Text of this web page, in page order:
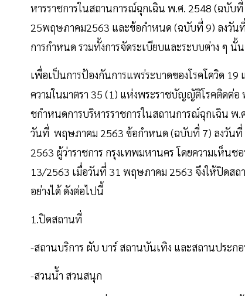
หารราชการในสถานการณ์ฉุกเฉิน พ.ศ. 2548 (ฉบั
25พฤษภาคม2563 และข้อกําหนด (ฉบับที่ 9) ลงวัน
การกําหนด รวมทั้งการจัดระเบียบและระบบต่าง ๆ นั้น
เพื่อเป็นการป้องกันการแพร่ระบาดของโรคโควิด
ความในมาตรา 35 (1) แห่งพระราชบัญญัติโรคติดต่
ชกําหนดการบริหารราชการในสถานการณ์ฉุกเฉิน
วันที่ พฤษภาคม 2563 ข้อกําหนด (ฉบับที่ 7) ลงวัน
2563 ผู้ว่าราชการ กรุงเทพมหานคร โดยความเห็น
13/2563 เมื่อวันที่ 31 พฤษภาคม 2563 จึงให้ปิดสถ
อย่างได้ ดังต่อไปนี้
1.ปิดสถานที่
-สถานบริการ ผับ บาร์ สถานบันเทิง และสถานประก
-สวนน้ำ สวนสนุก